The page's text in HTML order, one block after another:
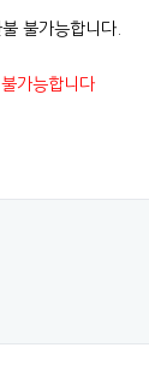
불가능합니다.
가능합니다